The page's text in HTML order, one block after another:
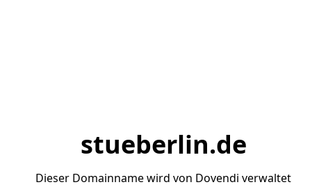
stueberlin.de
Dieser Domainname wird von Dovendi verwaltet